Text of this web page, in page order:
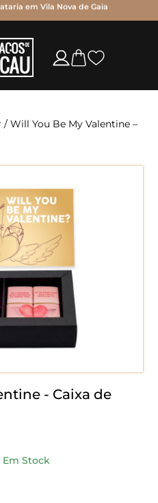
em Vila Nova de Gaia
/ Will You Be My Valentine –
- Caixa de
Em Stock